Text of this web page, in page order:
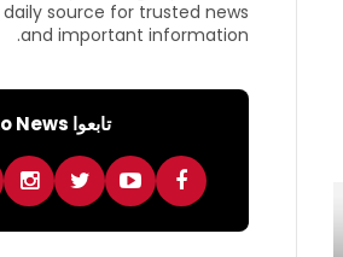
daily source for trusted news
and important information.
تابعوا Carino News